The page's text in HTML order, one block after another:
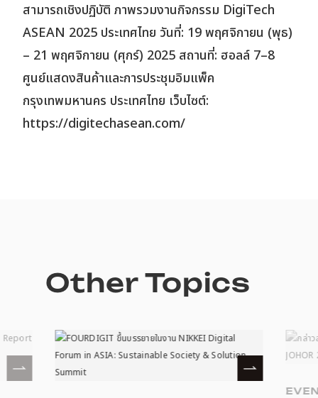
สามารถเชิงปฏิบัติ ภาพรวมงานกิจกรรม DigiTech
ASEAN 2025 ประเทศไทย วันที่: 19 พฤศจิกายน (พุธ)
– 21 พฤศจิกายน (ศุกร์) 2025 สถานที่: ฮอลล์ 7–8
ศูนย์แสดงสินค้าและการประชุมอิมแพ็ค
กรุงเทพมหานคร ประเทศไทย เว็บไซต์:
https://digitechasean.com/
Other Topics